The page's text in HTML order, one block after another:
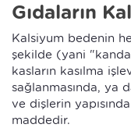
Gıdaların
Kalsiyum bedenin
şekilde (yani
kasların kasılma
sağlanmasında, ya
ve dişlerin
maddedir.